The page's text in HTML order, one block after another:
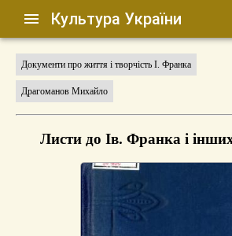
Культура України
Документи про життя і творчість І. Франка
Драгоманов Михайло
Листи до Ів. Франка і